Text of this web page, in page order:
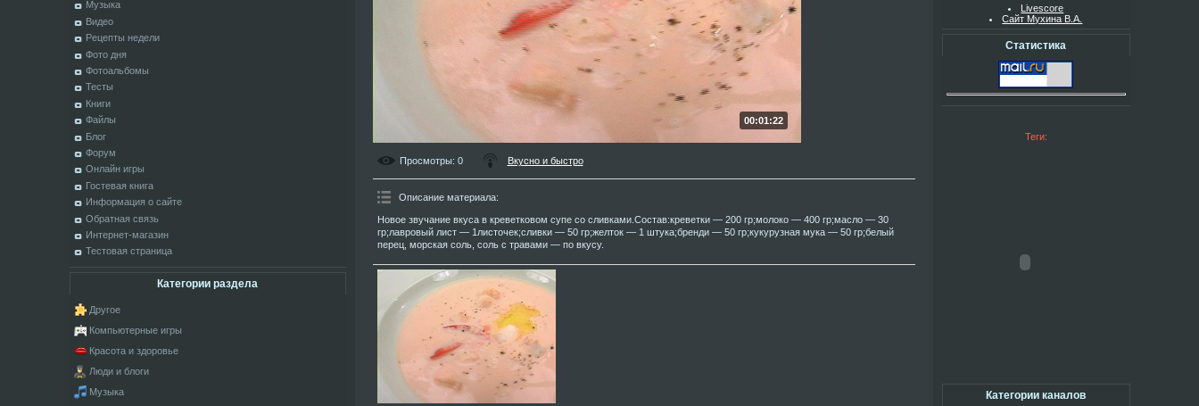
Музыка
Видео
Рецепты недели
Фото дня
Фотоальбомы
Тесты
Книги
Файлы
Блог
Форум
Онлайн игры
Гостевая книга
Информация о сайте
Обратная связь
Интернет-магазин
Тестовая страница
Категории раздела
Другое
Компьютерные игры
Красота и здоровье
Люди и блоги
Музыка
00:01:22
Просмотры: 0 Вкусно и быстро
Описание материала:
Новое звучание вкуса в креветковом супе со сливками.Состав:креветки — 200 гр;молоко — 400 гр;масло — 30
гр;лавровый лист — 1листочек;сливки — 50 гр;желток — 1 штука;бренди — 50 гр;кукурузная мука — 50 гр;белый
перец, морская соль, соль с травами — по вкусу.
Livescore
Сайт Мухина В.А.
Статистика
Теги:
Категории каналов